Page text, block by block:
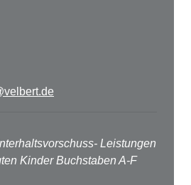
Leistungen
Kinder Buchstaben A-F